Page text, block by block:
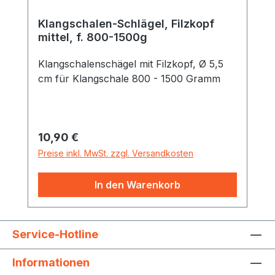
Klangschalen-Schlägel, Filzkopf
mittel, f. 800-1500g
Klangschalenschägel mit Filzkopf, Ø 5,5
cm für Klangschale 800 - 1500 Gramm
Regulärer Preis:
10,90 €
Preise inkl. MwSt. zzgl. Versandkosten
In den Warenkorb
Service-Hotline
Informationen